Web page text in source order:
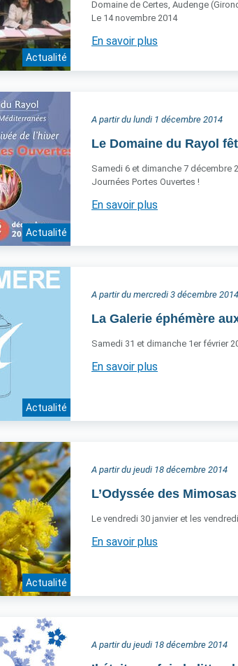
Actualité
Domaine de Certes, Audenge
Le 14 novembre 2014
En savoir plus
Actualité
A partir du lundi 1 décembre 2014
Le Domaine du Rayol
Samedi 6 et dimanche 7 décembre
Journées Portes Ouvertes !
En savoir plus
Actualité
A partir du mercredi 3 décembre 2014
La Galerie éphémère
Samedi 31 et dimanche 1er février
En savoir plus
Actualité
A partir du jeudi 18 décembre 2014
L’Odyssée des
Le vendredi 30 janvier et les
En savoir plus
A partir du jeudi 18 décembre 2014